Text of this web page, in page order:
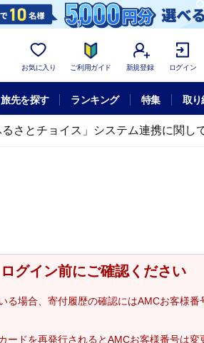
お気に入り ご利用ガイド 新規登録 ログイン
旅先を探す ランキング 特集 取り
るさとチョイス」システム連携に関し
ログイン前にご確認ください
る場合、寄付履歴の確認にはAMCお客様
ードを再発行されるとAMCお客様番号は変